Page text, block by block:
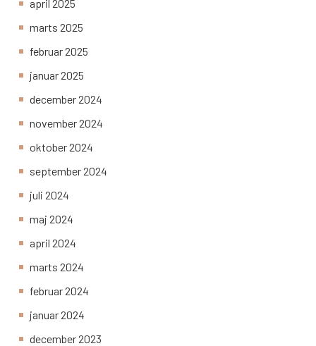
april 2025
marts 2025
februar 2025
januar 2025
december 2024
november 2024
oktober 2024
september 2024
juli 2024
maj 2024
april 2024
marts 2024
februar 2024
januar 2024
december 2023